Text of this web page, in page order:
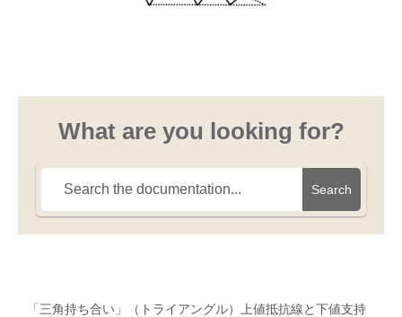
What are you looking for?
Search
「三角持ち合い」（トライアングル）上値抵抗線と下値支持